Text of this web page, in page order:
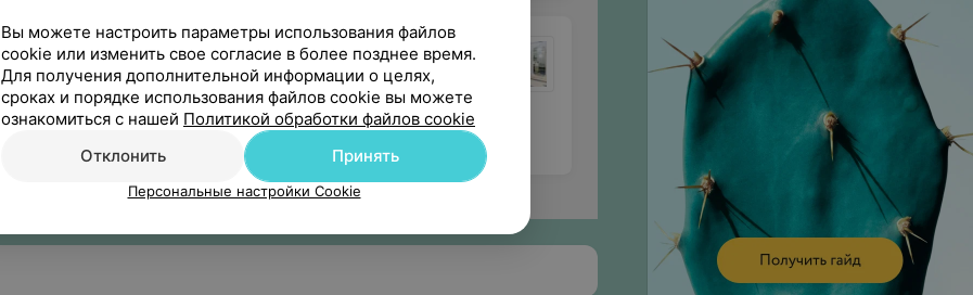
Вы можете настроить параметры использования файлов
cookie или изменить свое согласие в более позднее время.
Для получения дополнительной информации о целях,
сроках и порядке использования файлов cookie вы можете
ознакомиться с нашей Политикой обработки файлов cookie
Отклонить
Принять
Персональные настройки Cookie